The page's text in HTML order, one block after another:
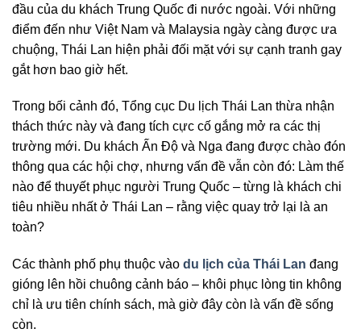
đầu của du khách Trung Quốc đi nước ngoài. Với những
điểm đến như Việt Nam và Malaysia ngày càng được ưa
chuộng, Thái Lan hiện phải đối mặt với sự cạnh tranh gay
gắt hơn bao giờ hết.
Trong bối cảnh đó, Tổng cục Du lịch Thái Lan thừa nhận
thách thức này và đang tích cực cố gắng mở ra các thị
trường mới. Du khách Ấn Độ và Nga đang được chào đón
thông qua các hội chợ, nhưng vấn đề vẫn còn đó: Làm thế
nào để thuyết phục người Trung Quốc – từng là khách chi
tiêu nhiều nhất ở Thái Lan – rằng việc quay trở lại là an
toàn?
Các thành phố phụ thuộc vào du lịch của Thái Lan đang
gióng lên hồi chuông cảnh báo – khôi phục lòng tin không
chỉ là ưu tiên chính sách, mà giờ đây còn là vấn đề sống
còn.